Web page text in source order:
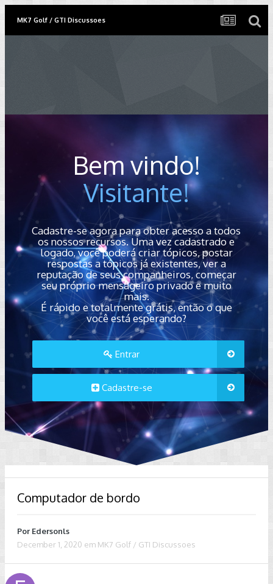
MK7 Golf / GTI Discussoes
Bem vindo!
Visitante!
Cadastre-se agora para obter acesso a todos
os nossos recursos. Uma vez cadastrado e
logado, você poderá criar tópicos, postar
respostas a tópicos já existentes, ver a
reputação de seus companheiros, começar
seu próprio mensageiro privado e muito
mais.
É rápido e totalmente grátis, então o que
você está esperando?
Entrar
Cadastre-se
Computador de bordo
Por Edersonls
December 1, 2020 em MK7 Golf / GTI Discussoes